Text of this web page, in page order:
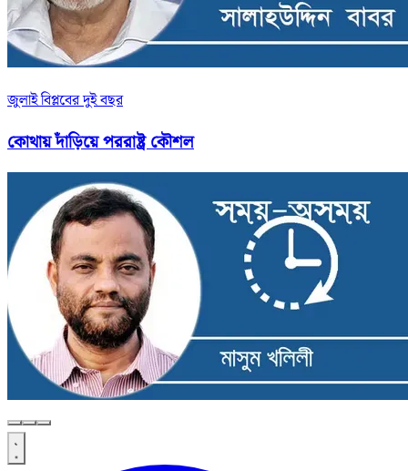
জুলাই বিপ্লবের দুই বছর
কোথায় দাঁড়িয়ে পররাষ্ট্র কৌশল